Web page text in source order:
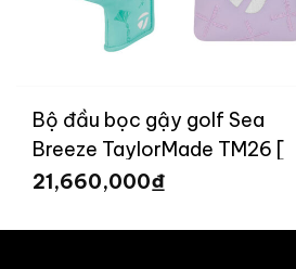
Bộ đầu bọc gậy golf Sea
Breeze TaylorMade TM26 [
Limited ]
21,660,000₫